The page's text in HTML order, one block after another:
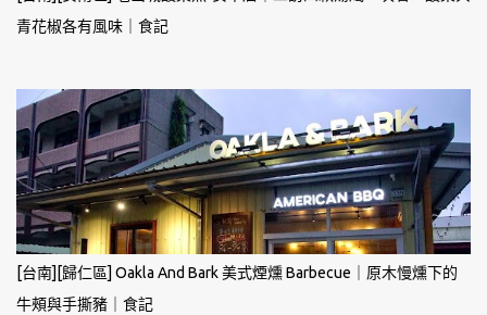
青花椒各有風味｜食記
[台南][歸仁區] Oakla And Bark 美式煙燻 Barbecue｜原木慢燻下的
牛頰與手撕豬｜食記